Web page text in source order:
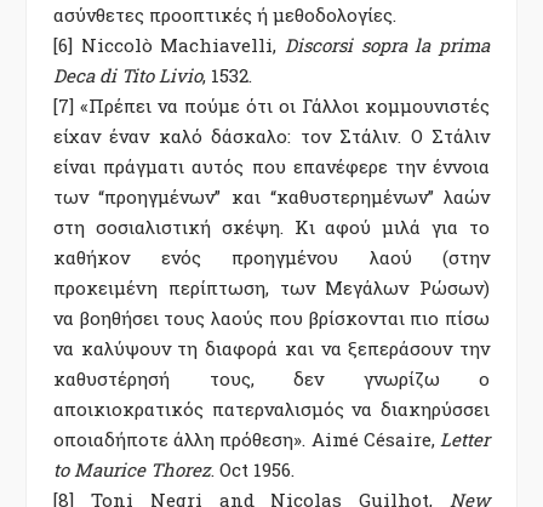
ασύνθετες προοπτικές ή μεθοδολογίες.
[6] Niccolò Machiavelli, Discorsi sopra la prima
Deca di Tito Livio, 1532.
[7] «Πρέπει να πούμε ότι οι Γάλλοι κομμουνιστές
είχαν έναν καλό δάσκαλο: τον Στάλιν. Ο Στάλιν
είναι πράγματι αυτός που επανέφερε την έννοια
των “προηγμένων” και “καθυστερημένων” λαών
στη σοσιαλιστική σκέψη. Κι αφού μιλά για το
καθήκον ενός προηγμένου λαού (στην
προκειμένη περίπτωση, των Μεγάλων Ρώσων)
να βοηθήσει τους λαούς που βρίσκονται πιο πίσω
να καλύψουν τη διαφορά και να ξεπεράσουν την
καθυστέρησή τους, δεν γνωρίζω ο
αποικιοκρατικός πατερναλισμός να διακηρύσσει
οποιαδήποτε άλλη πρόθεση». Aimé Césaire, Letter
to Maurice Thorez. Oct 1956.
[8] Toni Negri and Nicolas Guilhot, New